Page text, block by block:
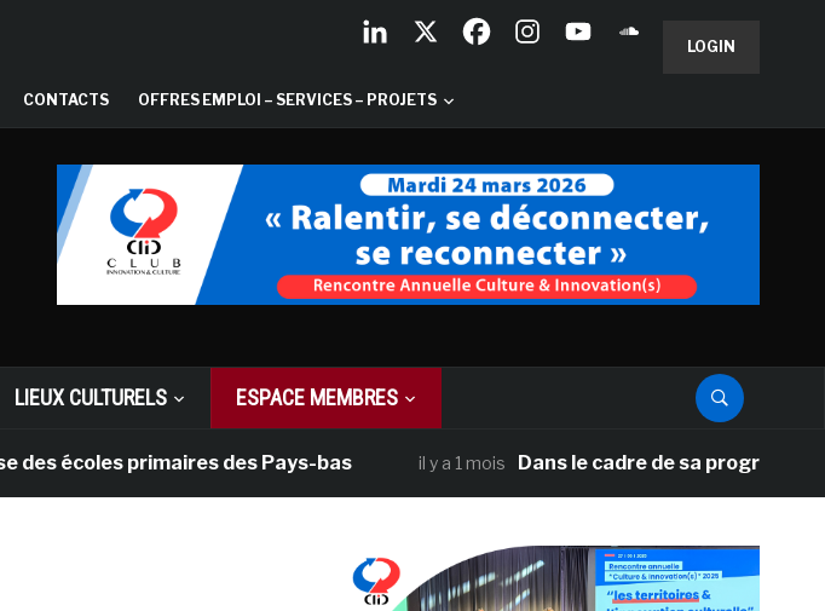
LOGIN
CONTACTS OFFRES EMPLOI – SERVICES – PROJETS
LIEUX CULTURELS ESPACE MEMBRES
écoles primaires des Pays-bas il y a 1 mois Dans le cadre de sa programmation